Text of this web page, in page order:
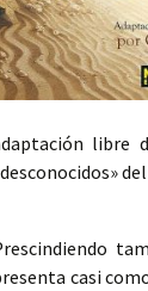
libre
casi